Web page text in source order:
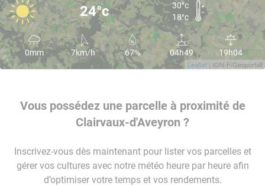
Leaflet | IGN-F/Geoportail
24°c
30°c
18°c
0mm 7km/h 67% 04h49 19h04
Vous possédez une parcelle à proximité de
Clairvaux-d'Aveyron ?
Inscrivez-vous dès maintenant pour lister vos parcelles et
gérer vos cultures avec notre météo heure par heure afin
d’optimiser votre temps et vos rendements.